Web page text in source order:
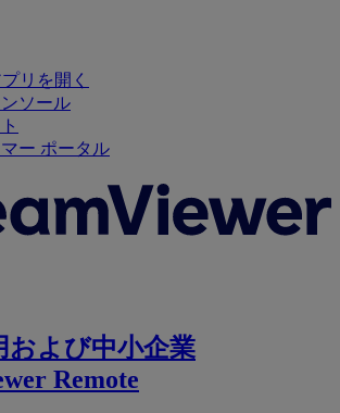
リを開く
ソール
ー ポータル
および中小企業
Remote